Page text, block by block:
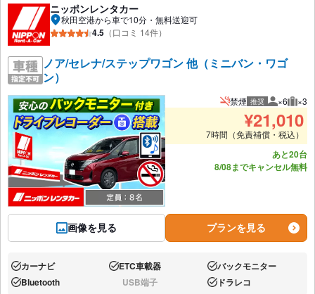
ニッポンレンタカー
秋田空港から車で10分・無料送迎可
4.5 （口コミ 14件）
ノア/セレナ/ステップワゴン 他（ミニバン・ワゴ
ン）
画像を見る
禁煙 推奨 推奨人数
×6 推
×3
¥21,010
7時間（免責補償・税込）
あと20台
8/08までキャンセル無料
プランを見る
あり:カーナビ あり:ETC車載器 あり:バックモニター
あり:Bluetooth なし:USB端子 あり:ドラレコ